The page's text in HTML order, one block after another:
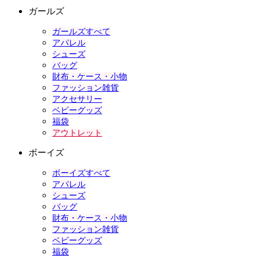
ガールズ
ガールズすべて
アパレル
シューズ
バッグ
財布・ケース・小物
ファッション雑貨
アクセサリー
ベビーグッズ
福袋
アウトレット
ボーイズ
ボーイズすべて
アパレル
シューズ
バッグ
財布・ケース・小物
ファッション雑貨
ベビーグッズ
福袋